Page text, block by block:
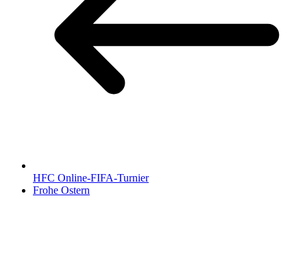
HFC Online-FIFA-Turnier
Frohe Ostern